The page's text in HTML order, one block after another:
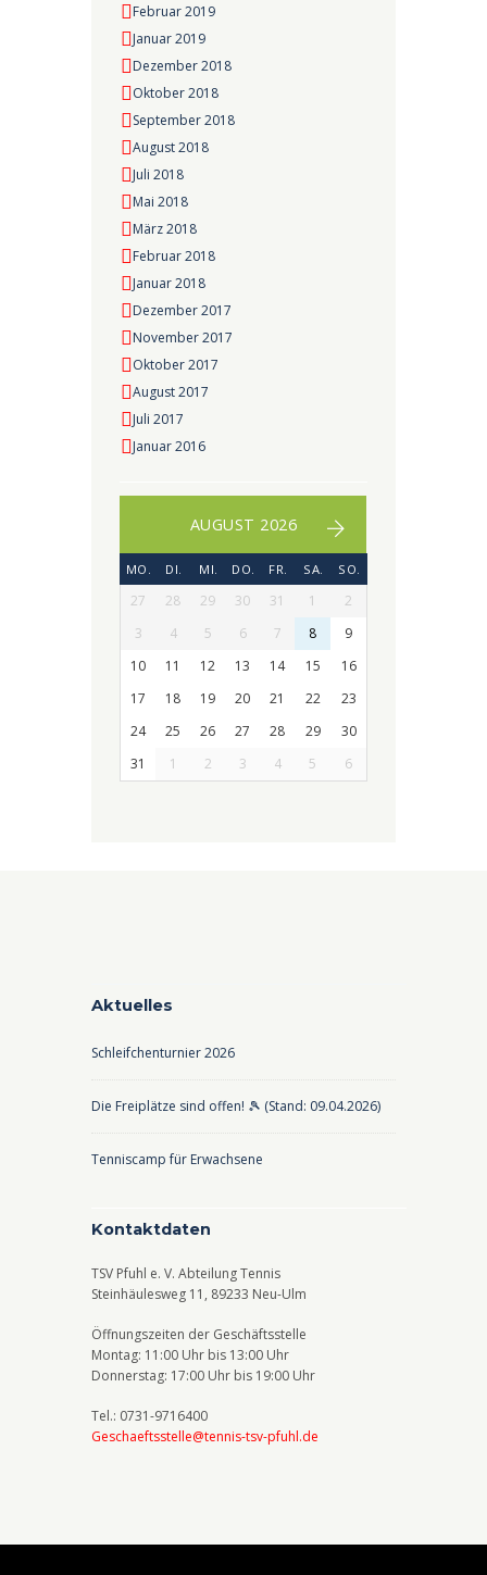
Februar 2019
Januar 2019
Dezember 2018
Oktober 2018
September 2018
August 2018
Juli 2018
Mai 2018
März 2018
Februar 2018
Januar 2018
Dezember 2017
November 2017
Oktober 2017
August 2017
Juli 2017
Januar 2016
AUGUST 2026
MO. DI. MI. DO. FR. SA. SO.
27 28 29 30 31 1
2
3
4 5 6 7 8
9
10
11 12 13 14 15
16
17
18 19 20 21 22
23
24
25 26 27 28 29
30
31
1 2 3 4 5 6
Aktuelles
Schleifchenturnier 2026
Die Freiplätze sind offen! 🎾 (Stand: 09.04.2026)
Tenniscamp für Erwachsene
Kontaktdaten
TSV Pfuhl e. V. Abteilung Tennis
Steinhäulesweg 11, 89233 Neu-Ulm
Öffnungszeiten der Geschäftsstelle
Montag: 11:00 Uhr bis 13:00 Uhr
Donnerstag: 17:00 Uhr bis 19:00 Uhr
Tel.: 0731-9716400
Geschaeftsstelle@tennis-tsv-pfuhl.de